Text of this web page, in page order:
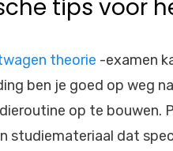
tips voor
theorie -examen
ben je goed op weg
op te bouwen.
studiemateriaal dat